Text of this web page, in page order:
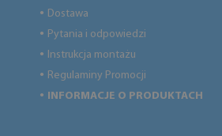
● Dostawa
● Pytania i odpowiedzi
● Instrukcja montażu
● Regulaminy Promocji
● INFORMACJE O PRODUKTACH